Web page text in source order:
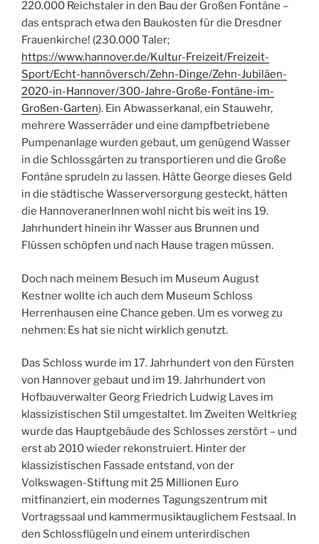
220.000 Reichstaler in den Bau der Großen Fontäne –
das entsprach etwa den Baukosten für die Dresdner
Frauenkirche! (230.000 Taler;
https://www.hannover.de/Kultur-Freizeit/Freizeit-
Sport/Echt-hannöversch/Zehn-Dinge/Zehn-Jubiläen-
2020-in-Hannover/300-Jahre-Große-Fontäne-im-
Großen-Garten). Ein Abwasserkanal, ein Stauwehr,
mehrere Wasserräder und eine dampfbetriebene
Pumpenanlage wurden gebaut, um genügend Wasser
in die Schlossgärten zu transportieren und die Große
Fontäne sprudeln zu lassen. Hätte George dieses Geld
in die städtische Wasserversorgung gesteckt, hätten
die HannoveranerInnen wohl nicht bis weit ins 19.
Jahrhundert hinein ihr Wasser aus Brunnen und
Flüssen schöpfen und nach Hause tragen müssen.
Doch nach meinem Besuch im Museum August
Kestner wollte ich auch dem Museum Schloss
Herrenhausen eine Chance geben. Um es vorweg zu
nehmen: Es hat sie nicht wirklich genutzt.
Das Schloss wurde im 17. Jahrhundert von den Fürsten
von Hannover gebaut und im 19. Jahrhundert von
Hofbauverwalter Georg Friedrich Ludwig Laves im
klassizistischen Stil umgestaltet. Im Zweiten Weltkrieg
wurde das Hauptgebäude des Schlosses zerstört – und
erst ab 2010 wieder rekonstruiert. Hinter der
klassizistischen Fassade entstand, von der
Volkswagen-Stiftung mit 25 Millionen Euro
mitfinanziert, ein modernes Tagungszentrum mit
Vortragssaal und kammermusiktauglichem Festsaal. In
den Schlossflügeln und einem unterirdischen